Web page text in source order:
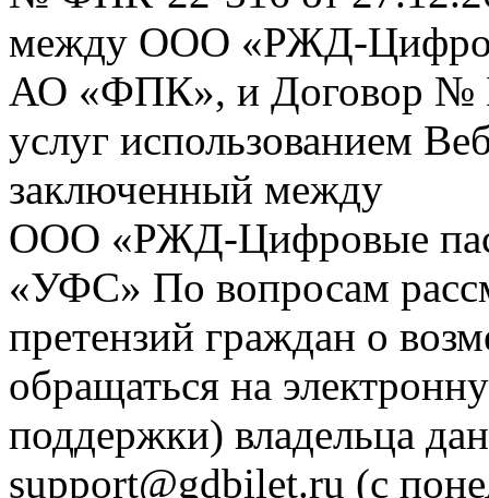
между ООО «РЖД-
АО «ФПК», и Договор №
услуг использованием
заключенный между
ООО «РЖД-Цифровые
«УФС» По вопросам
претензий граждан о
обращаться на
поддержки) владельца
support@gdbilet.ru (с